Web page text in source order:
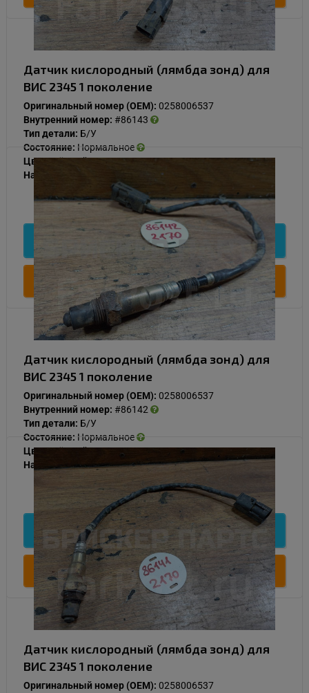
Датчик кислородный (лямбда зонд) для
ВИС 2345 1 поколение
Оригинальный номер (OEM): 0258006537
Внутренний номер: #86143
Тип детали: Б/У
Состояние: Нормальное
Цвет:Чёрный
Наличие:
1 000
Подробнее
Купить
Датчик кислородный (лямбда зонд) для
ВИС 2345 1 поколение
Оригинальный номер (OEM): 0258006537
Внутренний номер: #86142
Тип детали: Б/У
Состояние: Нормальное
Цвет:Чёрный
Наличие:
В наличии
1 000
Подробнее
Купить
Датчик кислородный (лямбда зонд) для
ВИС 2345 1 поколение
Оригинальный номер (OEM): 0258006537